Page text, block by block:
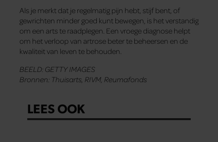
Als je merkt dat je regelmatig pijn hebt, stijf bent, of
gewrichten minder goed kunt bewegen, is het verstandig
om een arts te raadplegen. Een vroege diagnose helpt
om het verloop van artrose beter te beheersen en de
kwaliteit van leven te behouden.
BEELD: GETTY IMAGES
Bronnen: Thuisarts, RIVM, Reumafonds
LEES OOK